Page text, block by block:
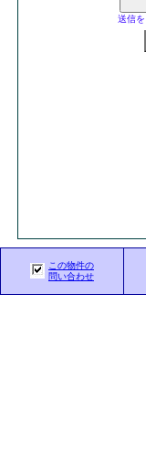
送信
株式
この物件の
問い合わせ